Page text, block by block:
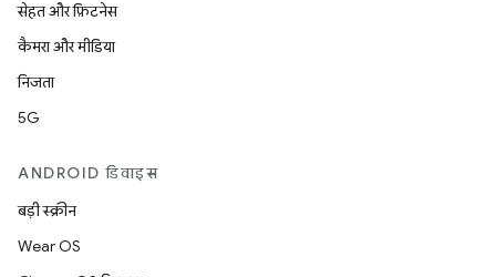
सेहत और फ़िटनेस
कैमरा और मीडिया
निजता
5G
ANDROID डिवाइस
बड़ी स्क्रीन
Wear OS